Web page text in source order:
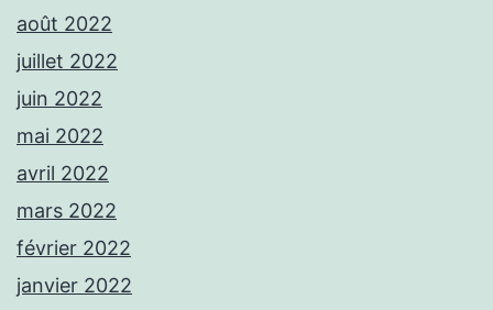
août 2022
juillet 2022
juin 2022
mai 2022
avril 2022
mars 2022
février 2022
janvier 2022